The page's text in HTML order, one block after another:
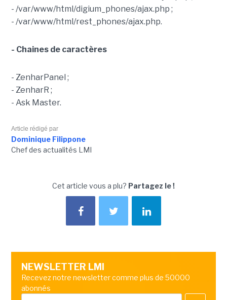
- /var/www/html/digium_phones/ajax.php ;
- /var/www/html/rest_phones/ajax.php.
- Chaines de caractères
- ZenharPanel ;
- ZenharR ;
- Ask Master.
Article rédigé par
Dominique Filippone
Chef des actualités LMI
Cet article vous a plu? Partagez le !
NEWSLETTER LMI
Recevez notre newsletter comme plus de 50000
abonnés